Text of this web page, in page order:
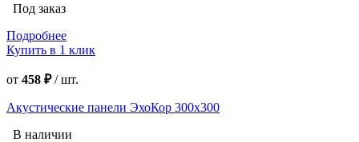
Под заказ
Подробнее
Купить в 1 клик
от 458 ₽/шт.
Акустические панели ЭхоКор 300х300
В наличии